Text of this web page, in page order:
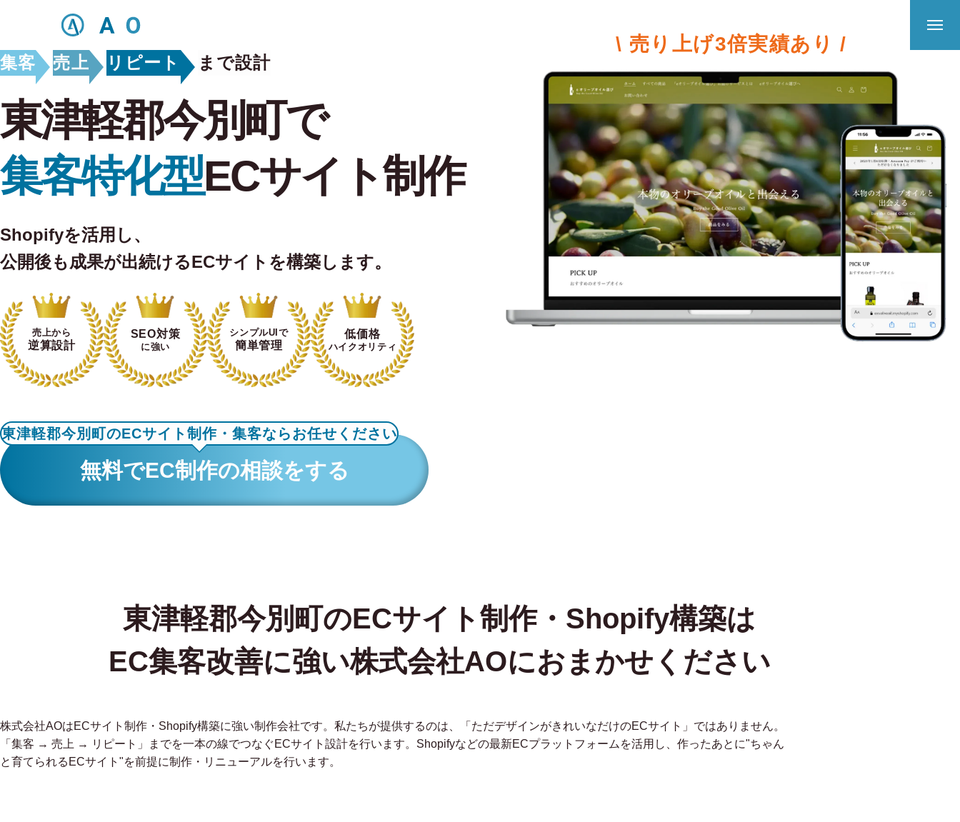
集客 売上 リピート まで設計
東津軽郡今別町で
集客特化型ECサイト制作
Shopifyを活用し、
公開後も成果が出続けるECサイトを構築します。
売上から
逆算設計
SEO対策
に強い
シンプルUIで
簡単管理
低価格
ハイクオリティ
\ 売り上げ3倍実績あり /
東津軽郡今別町のECサイト制作・集客ならお任せください
無料でEC制作の相談をする
東津軽郡今別町のECサイト制作・Shopify構築は
EC集客改善に強い株式会社AOにおまかせください
株式会社AOはECサイト制作・Shopify構築に強い制作会社です。私たちが提供するのは、「ただデザインがきれいなだけのECサイト」ではありません。
「集客 → 売上 → リピート」までを一本の線でつなぐECサイト設計を行います。Shopifyなどの最新ECプラットフォームを活用し、作ったあとに"ちゃん
と育てられるECサイト"を前提に制作・リニューアルを行います。